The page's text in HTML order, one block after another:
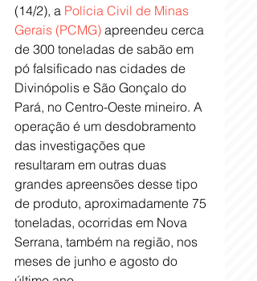
(14/2), a Polícia Civil de Minas
Gerais (PCMG) apreendeu cerca
de 300 toneladas de sabão em
pó falsificado nas cidades de
Divinópolis e São Gonçalo do
Pará, no Centro-Oeste mineiro. A
operação é um desdobramento
das investigações que
resultaram em outras duas
grandes apreensões desse tipo
de produto, aproximadamente 75
toneladas, ocorridas em Nova
Serrana, também na região, nos
meses de junho e agosto do